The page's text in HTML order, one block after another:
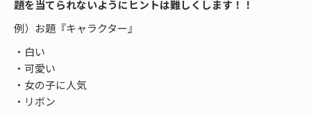
題を当てられないようにヒントは難しくします！！
例）お題『キャラクター』
・白い
・可愛い
・女の子に人気
・リボン